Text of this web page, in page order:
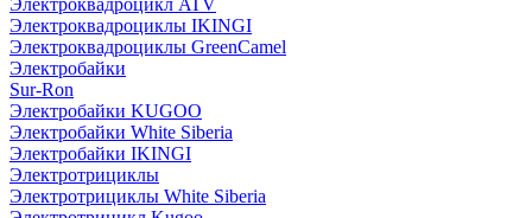
Электроквадроцикл ATV
Электроквадроциклы IKINGI
Электроквадроциклы GreenCamel
Электробайки
Sur-Ron
Электробайки KUGOO
Электробайки White Siberia
Электробайки IKINGI
Электротрициклы
Электротрициклы White Siberia